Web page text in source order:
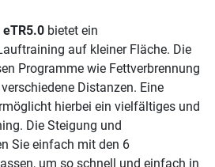
bietet ein
auf kleiner Fläche. Die
Programme wie Fettverbrennung
Distanzen. Eine
hierbei ein vielfältiges und
Die Steigung und
Sie einfach mit den 6
um so schnell und einfach in